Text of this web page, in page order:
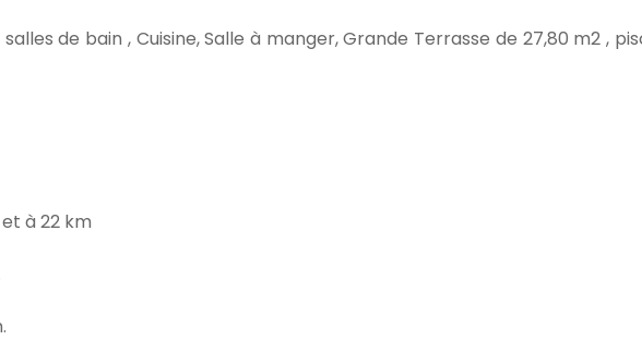
de bain , Cuisine, Salle à manger, Grande Terrasse de 27,80 m2 ,
à 22 km